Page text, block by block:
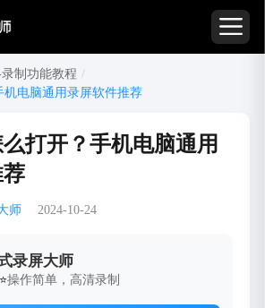
制功能教程 /
电脑通用录屏软件推荐
打开？手机电脑通用
师 2024-10-24
录屏大师
操作简单，高清录制